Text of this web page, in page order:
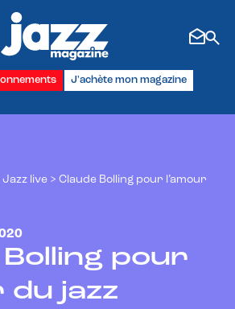
J'achète mon magazine
Jazz live > Claude Bolling pour l’amour
Bolling pour
du jazz